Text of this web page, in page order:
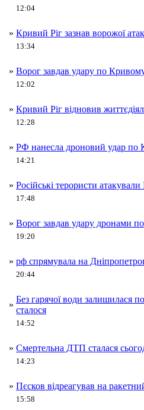
12:04
» Кривий Ріг зазнав ворожої
13:34
» Ворог завдав удару по
12:02
» Кривий Ріг відновив
12:28
» РФ нанесла дроновий удар по
14:21
» Російські терористи
17:48
» Ворог завдав удару дронами
19:20
» рф спрямувала на
20:44
»
Без гарячої води залишилася
сталося
14:52
» Смертельна ДТП сталася
14:23
» Пєсков відреагував на
15:58